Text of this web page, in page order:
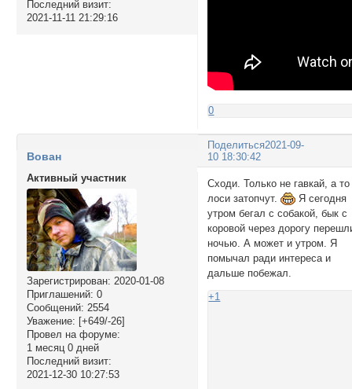
Последний визит:
2021-11-11 21:29:16
0
Поделиться2021-09-
10 18:30:42
Вован
Активный участник
Зарегистрирован: 2020-01-08
Приглашений: 0
Сообщений: 2554
Уважение: [+649/-26]
Провел на форуме:
1 месяц 0 дней
Последний визит:
2021-12-30 10:27:53
Сходи. Только не гавкай, а то
лоси затопчут.
Я сегодня
утром бегал с собакой, бык с
коровой через дорогу
ночью. А может и утром. Я
помычал ради интереса и
дальше побежал.
+1